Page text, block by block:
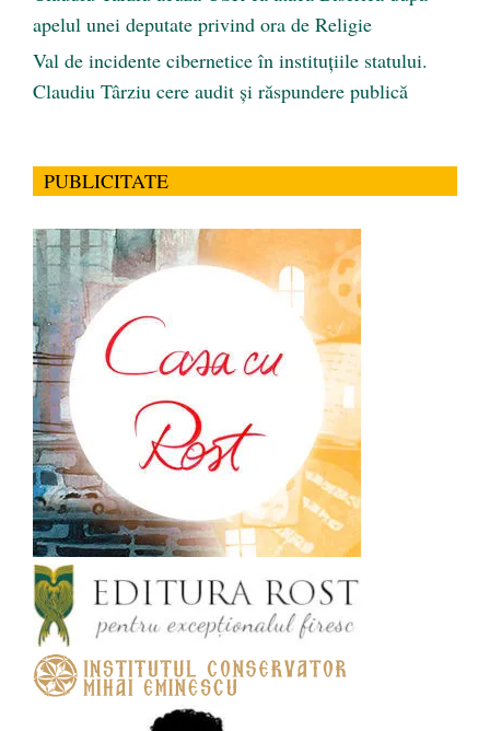
apelul unei deputate privind ora de Religie
Val de incidente cibernetice în instituțiile statului.
Claudiu Târziu cere audit și răspundere publică
PUBLICITATE